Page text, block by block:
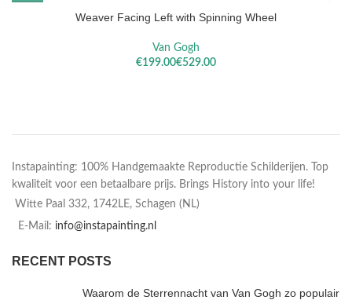
Weaver Facing Left with Spinning Wheel
Van Gogh
€
€
Instapainting: 100% Handgemaakte Reproductie Schilderijen. Top
kwaliteit voor een betaalbare prijs. Brings History into your life!
Witte Paal 332, 1742LE, Schagen (NL)
E-Mail: info@instapainting.nl
RECENT POSTS
Waarom de Sterrennacht van Van Gogh zo populair